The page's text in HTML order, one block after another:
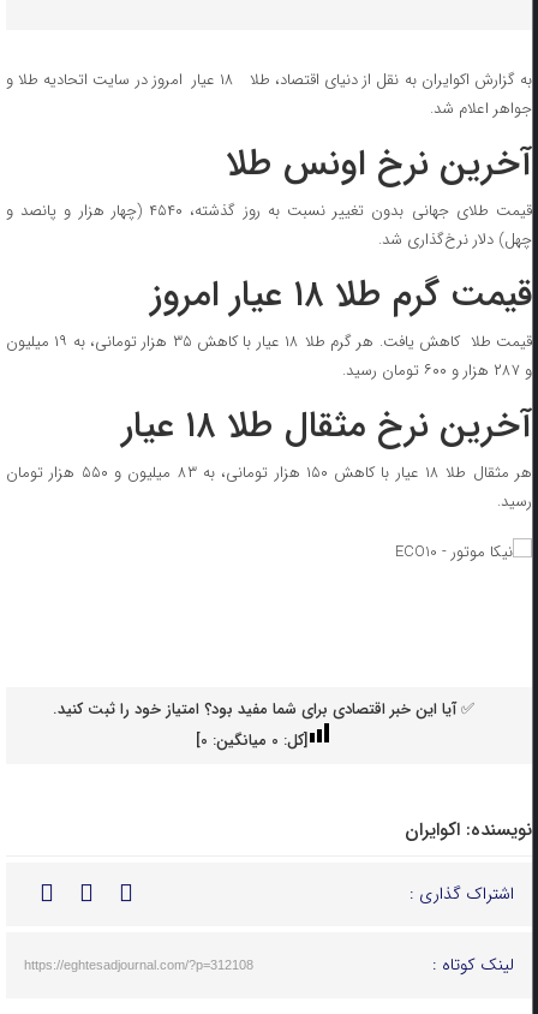
به گزارش اکوایران به نقل از دنیای اقتصاد، طلا ۱۸ عیار امروز در سایت اتحادیه طلا و
جواهر اعلام شد.
آخرین نرخ اونس طلا
قیمت طلای جهانی بدون تغییر نسبت به روز گذشته، ۴۵۴۰ (چهار هزار و پانصد و
چهل) دلار نرخ‌گذاری شد.
قیمت گرم طلا ۱۸ عیار امروز
قیمت طلا کاهش یافت. هر گرم طلا ۱۸ عیار با کاهش ۳۵ هزار تومانی، به ۱۹ میلیون
و ۲۸۷ هزار و ۶۰۰ تومان رسید.
آخرین نرخ مثقال طلا ۱۸ عیار
هر مثقال طلا ۱۸ عیار با کاهش ۱۵۰ هزار تومانی، به ۸۳ میلیون و ۵۵۰ هزار تومان
رسید‌.
✅ آیا این خبر اقتصادی برای شما مفید بود؟ امتیاز خود را ثبت کنید.
[کل: 0میانگین: 0
]
نویسنده: اکوایران
اشتراک گذاری :
لینک کوتاه : https://eghtesadjournal.com/?p=312108